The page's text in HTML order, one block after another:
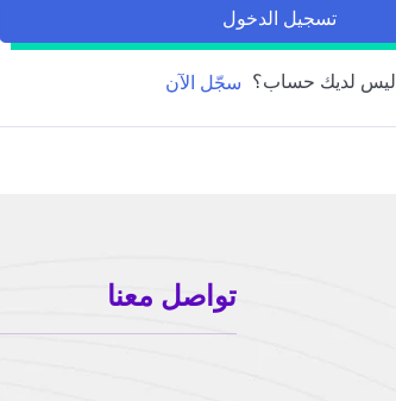
تسجيل الدخول
ليس لديك حساب؟ سجّل الآن
تواصل معنا